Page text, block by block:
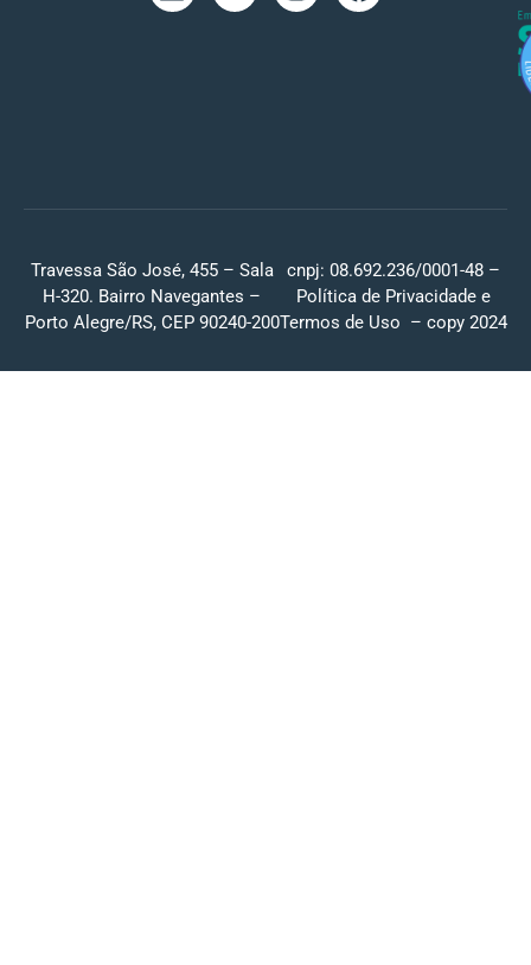
Travessa São José, 455 – Sala
H-320. Bairro Navegantes –
Porto Alegre/RS, CEP 90240-200
cnpj: 08.692.236/0001-48 –
Política de Privacidade e
Termos de Uso – copy 2024